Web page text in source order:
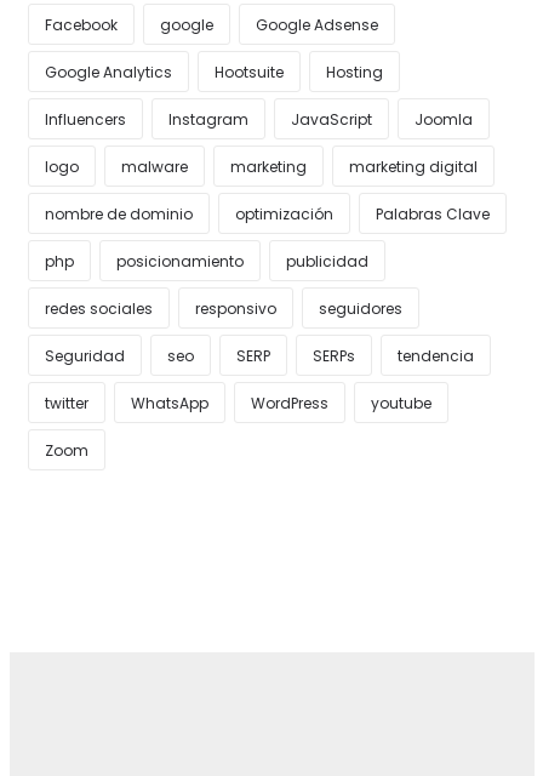
Facebook google Google Adsense
Google Analytics Hootsuite Hosting
Influencers Instagram JavaScript Joomla
logo malware marketing marketing digital
nombre de dominio optimización Palabras Clave
php posicionamiento publicidad
redes sociales responsivo seguidores
Seguridad seo SERP SERPs tendencia
twitter WhatsApp WordPress youtube
Zoom